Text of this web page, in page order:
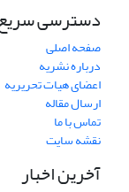
دسترسی
صفحه اصلی
درباره نشریه
اعضای هیات تحریریه
ارسال مقاله
تماس با ما
نقشه سایت
آخرین اخبار